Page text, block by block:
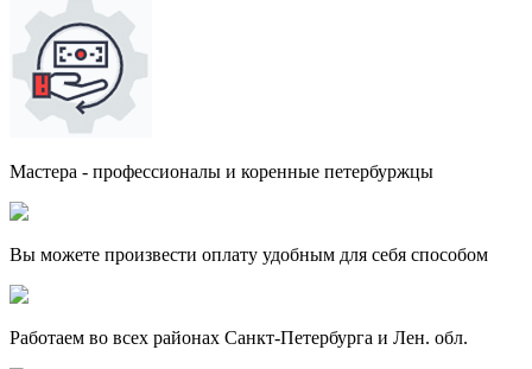
Мастера - профессионалы и коренные петербуржцы
Вы можете произвести оплату удобным для себя способом
Работаем во всех районах Санкт-Петербурга и Лен. обл.